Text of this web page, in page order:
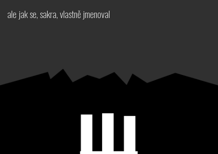
ale jak se, sakra, vlastně jmenoval